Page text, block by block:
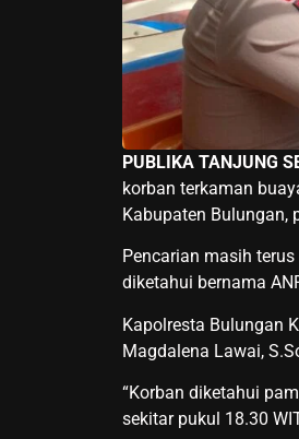
PUBLIKA TANJUNG
korban terkaman
Kabupaten Bulungan,
Pencarian masih
diketahui bernama
Kapolresta Bulungan
Magdalena Lawai,
“Korban diketahui
sekitar pukul 18.30